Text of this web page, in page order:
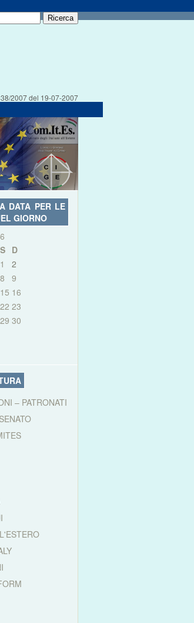
2007 del 19-07-2007
DATA PER LE
GIORNO
S D
1
2
8
9
15 16
22 23
29 30
– PATRONATI